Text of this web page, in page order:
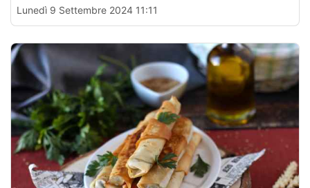
Lunedì 9 Settembre 2024 11:11